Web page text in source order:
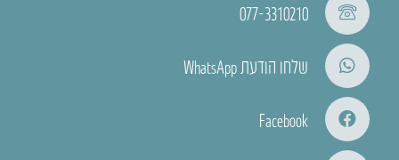
077-3310210
שלחו הודעת WhatsApp
Facebook